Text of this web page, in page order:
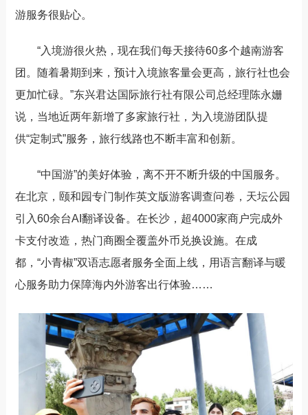
游服务很贴心。
“入境游很火热，现在我们每天接待60多个越南游客
团。随着暑期到来，预计入境旅客量会更高，旅行社也会
更加忙碌。”东兴君达国际旅行社有限公司总经理陈永姗
说，当地近两年新增了多家旅行社，为入境游团队提
供“定制式”服务，旅行线路也不断丰富和创新。
“中国游”的美好体验，离不开不断升级的中国服务。
在北京，颐和园专门制作英文版游客调查问卷，天坛公园
引入60余台AI翻译设备。在长沙，超4000家商户完成外
卡支付改造，热门商圈全覆盖外币兑换设施。在成
都，“小青椒”双语志愿者服务全面上线，用语言翻译与暖
心服务助力保障海内外游客出行体验……